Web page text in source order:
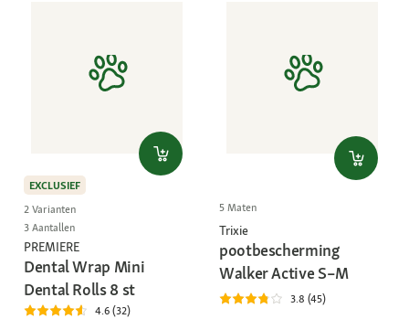
EXCLUSIEF
2 Varianten
3 Aantallen
PREMIERE
Dental Wrap Mini
Dental Rolls 8 st
4.6 (32)
5 Maten
Trixie
pootbescherming
Walker Active S–M
3.8 (45)